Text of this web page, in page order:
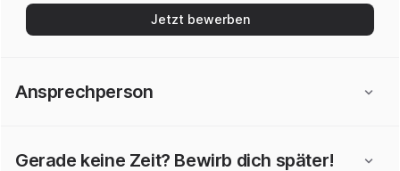
Jetzt bewerben
Ansprechperson
Gerade keine Zeit? Bewirb dich später!